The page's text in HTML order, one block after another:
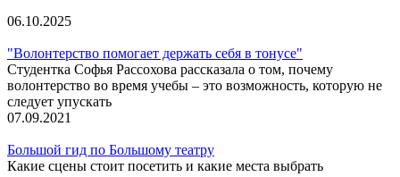
06.10.2025
"Волонтерство помогает держать себя в тонусе"
Студентка Софья Рассохова рассказала о том, почему
волонтерство во время учебы – это возможность, которую не
следует упускать
07.09.2021
Большой гид по Большому театру
Какие сцены стоит посетить и какие места выбрать